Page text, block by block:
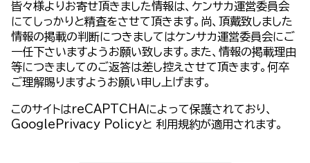
皆々様よりお寄せ頂きました情報は、ケンサカ運営委員会
にてしっかりと精査をさせて頂きます。尚、頂戴致しました
情報の掲載の判断につきましてはケンサカ運営委員会にご
一任下さいますようお願い致します。また、情報の掲載理由
等につきましてのご返答は差し控えさせて頂きます。何卒
ご理解賜りますようお願い申し上げます。
このサイトはreCAPTCHAによって保護されており、
GooglePrivacy Policyと 利用規約が適用されます。